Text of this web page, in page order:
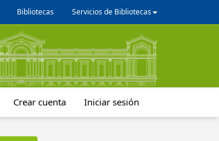
Bibliotecas Servicios de Bibliotecas
Crear cuenta Iniciar sesión